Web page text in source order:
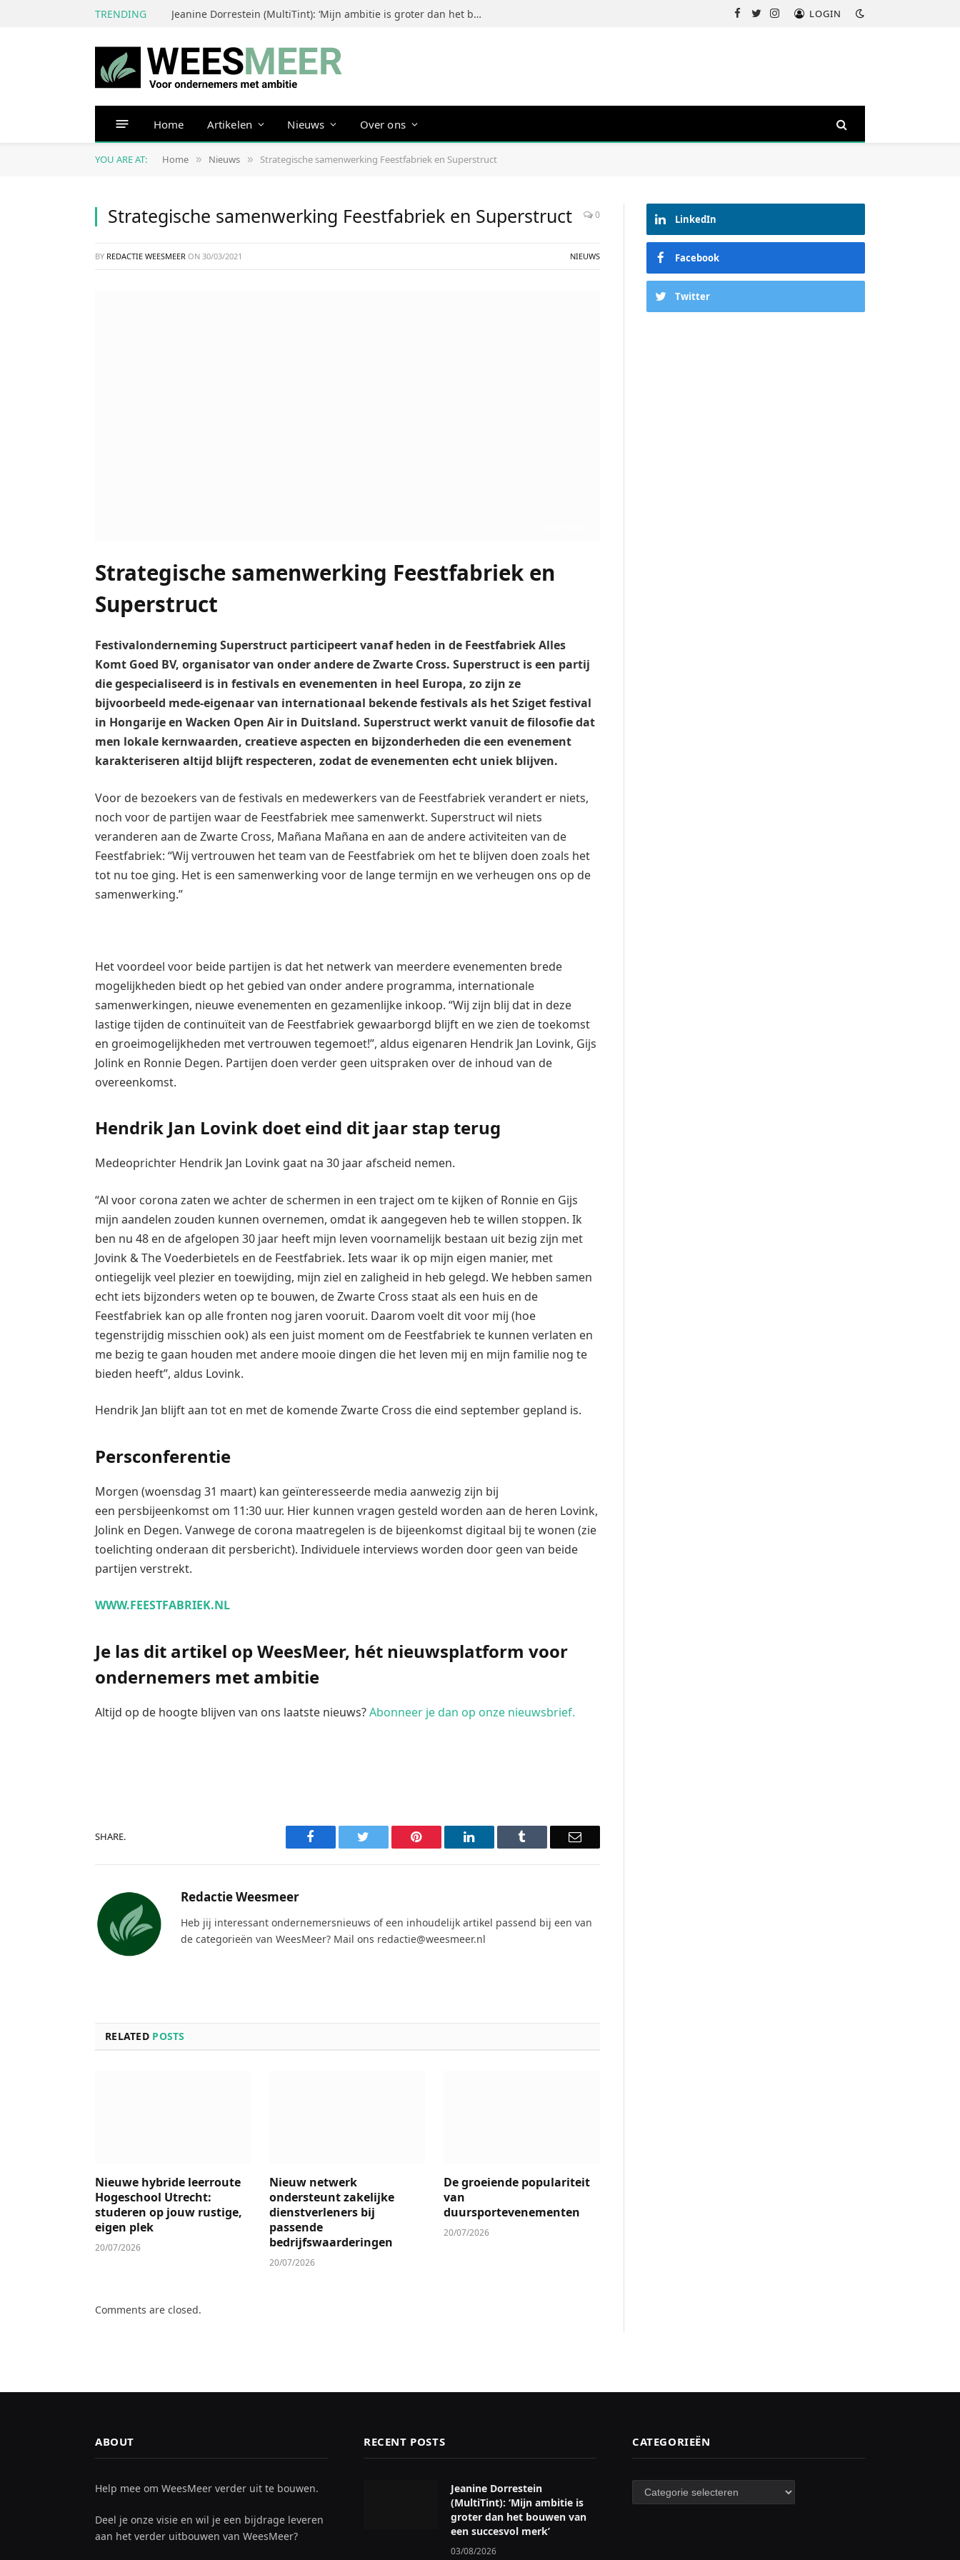
TRENDING Jeanine Dorrestein (MultiTint): ‘Mijn ambitie is groter dan het bouwen van een succesvol merk’ Facebook
TwitterInstagramLOGIN
Home Artikelen Nieuws Over ons
YOU ARE AT: Home » Nieuws » Strategische samenwerking Feestfabriek en Superstruct
Strategische samenwerking Feestfabriek en Superstruct 0
BY REDACTIE WEESMEER ON 30/03/2021 NIEUWS
Strategische samenwerking Feestfabriek en
Superstruct
Festivalonderneming Superstruct participeert vanaf heden in de Feestfabriek Alles
Komt Goed BV, organisator van onder andere de Zwarte Cross. Superstruct is een partij
die gespecialiseerd is in festivals en evenementen in heel Europa, zo zijn ze
bijvoorbeeld mede-eigenaar van internationaal bekende festivals als het Sziget festival
in Hongarije en Wacken Open Air in Duitsland. Superstruct werkt vanuit de filosofie dat
men lokale kernwaarden, creatieve aspecten en bijzonderheden die een evenement
karakteriseren altijd blijft respecteren, zodat de evenementen echt uniek blijven.
Voor de bezoekers van de festivals en medewerkers van de Feestfabriek verandert er niets,
noch voor de partijen waar de Feestfabriek mee samenwerkt. Superstruct wil niets
veranderen aan de Zwarte Cross, Mañana Mañana en aan de andere activiteiten van de
Feestfabriek: “Wij vertrouwen het team van de Feestfabriek om het te blijven doen zoals het
tot nu toe ging. Het is een samenwerking voor de lange termijn en we verheugen ons op de
samenwerking.”
Het voordeel voor beide partijen is dat het netwerk van meerdere evenementen brede
mogelijkheden biedt op het gebied van onder andere programma, internationale
samenwerkingen, nieuwe evenementen en gezamenlijke inkoop. “Wij zijn blij dat in deze
lastige tijden de continuïteit van de Feestfabriek gewaarborgd blijft en we zien de toekomst
en groeimogelijkheden met vertrouwen tegemoet!”, aldus eigenaren Hendrik Jan Lovink, Gijs
Jolink en Ronnie Degen. Partijen doen verder geen uitspraken over de inhoud van de
overeenkomst.
Hendrik Jan Lovink doet eind dit jaar stap terug
Medeoprichter Hendrik Jan Lovink gaat na 30 jaar afscheid nemen.
“Al voor corona zaten we achter de schermen in een traject om te kijken of Ronnie en Gijs
mijn aandelen zouden kunnen overnemen, omdat ik aangegeven heb te willen stoppen. Ik
ben nu 48 en de afgelopen 30 jaar heeft mijn leven voornamelijk bestaan uit bezig zijn met
Jovink & The Voederbietels en de Feestfabriek. Iets waar ik op mijn eigen manier, met
ontiegelijk veel plezier en toewijding, mijn ziel en zaligheid in heb gelegd. We hebben samen
echt iets bijzonders weten op te bouwen, de Zwarte Cross staat als een huis en de
Feestfabriek kan op alle fronten nog jaren vooruit. Daarom voelt dit voor mij (hoe
tegenstrijdig misschien ook) als een juist moment om de Feestfabriek te kunnen verlaten en
me bezig te gaan houden met andere mooie dingen die het leven mij en mijn familie nog te
bieden heeft”, aldus Lovink.
Hendrik Jan blijft aan tot en met de komende Zwarte Cross die eind september gepland is.
Persconferentie
Morgen (woensdag 31 maart) kan geïnteresseerde media aanwezig zijn bij
een persbijeenkomst om 11:30 uur. Hier kunnen vragen gesteld worden aan de heren Lovink,
Jolink en Degen. Vanwege de corona maatregelen is de bijeenkomst digitaal bij te wonen (zie
toelichting onderaan dit persbericht). Individuele interviews worden door geen van beide
partijen verstrekt.
WWW.FEESTFABRIEK.NL
Je las dit artikel op WeesMeer, hét nieuwsplatform voor
ondernemers met ambitie
Altijd op de hoogte blijven van ons laatste nieuws?Abonneer je dan op onze nieuwsbrief.
SHARE. Facebook Pinterest LinkedIn Email
Redactie Weesmeer
Heb jij interessant ondernemersnieuws of een inhoudelijk artikel passend bij een van
de categorieën van WeesMeer? Mail ons redactie@weesmeer.nl
RELATED POSTS
Nieuwe hybride leerroute
Hogeschool Utrecht:
studeren op jouw rustige,
eigen plek
20/07/2026
Nieuw netwerk
ondersteunt zakelijke
dienstverleners bij
passende
bedrijfswaarderingen
20/07/2026
De groeiende populariteit
van
duursportevenementen
20/07/2026
Comments are closed.
LinkedIn
Facebook
Twitter
ABOUT
Help mee om WeesMeer verder uit te bouwen.
Deel je onze visie en wil je een bijdrage leveren
aan het verder uitbouwen van WeesMeer?
RECENT POSTS
Jeanine Dorrestein
(MultiTint): ‘Mijn ambitie is
groter dan het bouwen van
een succesvol merk’
03/08/2026
CATEGORIEËN
Categorieën